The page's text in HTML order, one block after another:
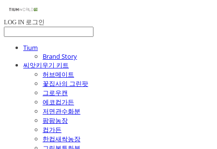
LOG IN 로그인
Tium
Brand Story
씨앗키우기 키트
허브메이트
꽃집사의 그린팟
그로우캔
에코컵가든
저면관수화분
팜팜농장
컵가든
한컵새싹농장